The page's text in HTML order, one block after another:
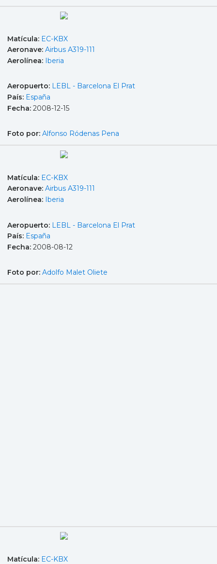
Matícula: EC-KBX
Aeronave: Airbus A319-111
Aerolínea: Iberia
Aeropuerto: LEBL - Barcelona El Prat
País: España
Fecha: 2008-12-15
Foto por: Alfonso Ródenas Pena
Matícula: EC-KBX
Aeronave: Airbus A319-111
Aerolínea: Iberia
Aeropuerto: LEBL - Barcelona El Prat
País: España
Fecha: 2008-08-12
Foto por: Adolfo Malet Oliete
Matícula: EC-KBX